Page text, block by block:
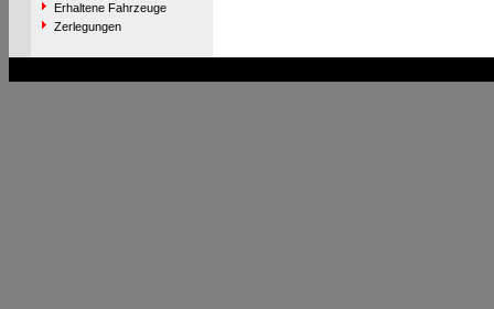
Erhaltene Fahrzeuge
Zerlegungen